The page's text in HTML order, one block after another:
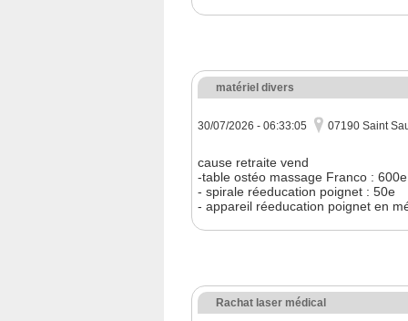
matériel divers
30/07/2026 - 06:33:05 07190 Saint
cause retraite vend
-table ostéo massage Franco : 600e
- spirale réeducation poignet : 50e
- appareil réeducation poignet en
Rachat laser médical